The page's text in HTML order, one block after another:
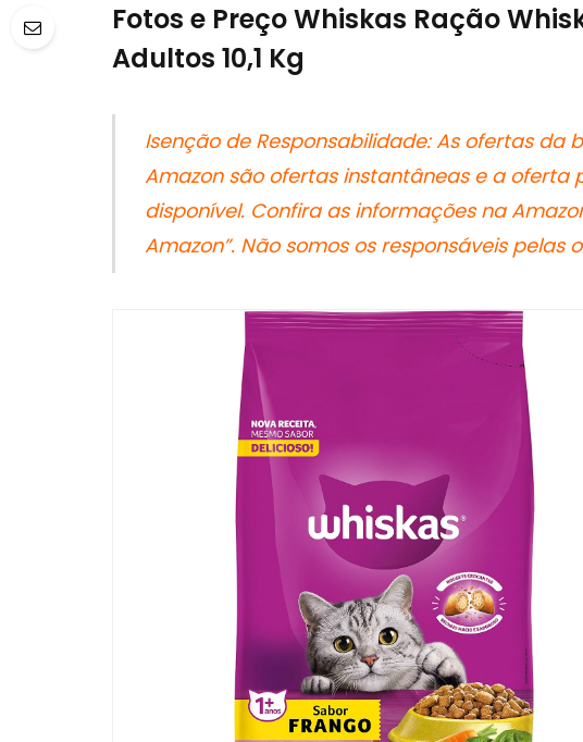
Fotos e Preço Whiskas Ração
Adultos 10,1 Kg
Isenção de Responsabilidade: As ofertas
Amazon são ofertas instantâneas e a oferta
disponível. Confira as informações na
Amazon”. Não somos os responsáveis pelas